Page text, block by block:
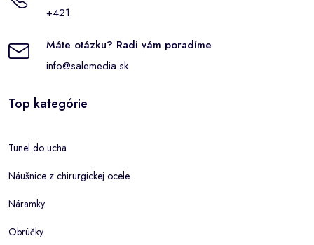
+421
Máte otázku? Radi vám poradíme
info@salemedia.sk
Top kategórie
Tunel do ucha
Náušnice z chirurgickej ocele
Náramky
Obrúčky